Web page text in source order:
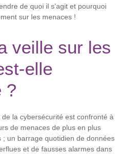
de quoi il s'agit et pourquoi
sur les menaces !
veille sur les
elle
?
la cybersécurité est confronté à
de menaces de plus en plus
; un barrage quotidien de données
et de fausses alarmes dans